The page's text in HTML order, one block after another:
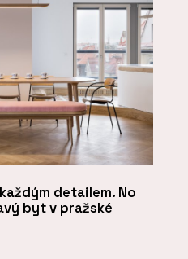
detailem. No
byt v pražské